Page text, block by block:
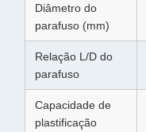
Diâmetro do
parafuso (mm)
Relação L/D do
parafuso
Capacidade de
plastificação